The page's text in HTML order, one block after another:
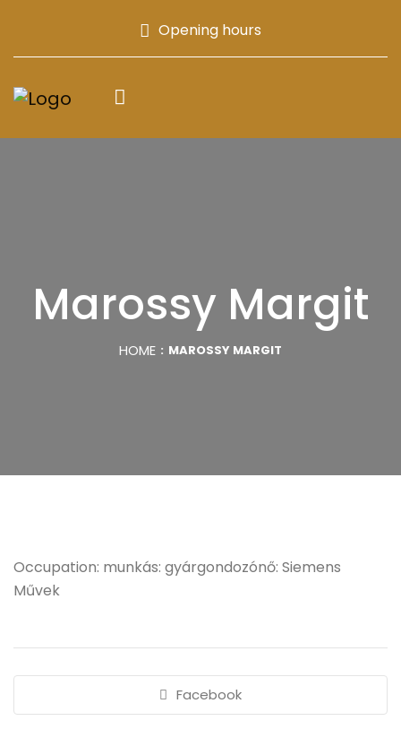
Opening hours
Marossy Margit
HOME MAROSSY MARGIT
Occupation: munkás: gyárgondozónő: Siemens
Művek
Facebook